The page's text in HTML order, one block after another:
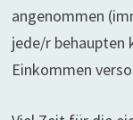
angenommen
jede/r behaupten
Einkommen